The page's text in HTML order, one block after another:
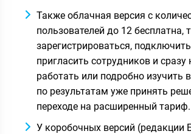
Также облачная версия с
пользователей до 12 бесплатна,
зарегистрироваться,
пригласить сотрудников и сразу
работать или подробно изучить
по результатам уже принять
переходе на расширенный тариф.
У коробочных версий (редакции